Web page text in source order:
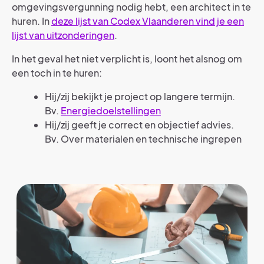
omgevingsvergunning nodig hebt, een architect in te
huren. Indeze lijst van Codex Vlaanderen vind je een
lijst van uitzonderingen.
In het geval het niet verplicht is, loont het alsnog om
een toch in te huren:
Hij/zij bekijkt je project op langere termijn.
Bv. Energiedoelstellingen
Hij/zij geeft je correct en objectief advies.
Bv. Over materialen en technische ingrepen